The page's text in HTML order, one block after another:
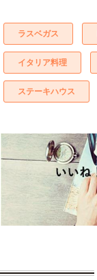
ラスベガス
イタリア料理
ステーキハウス